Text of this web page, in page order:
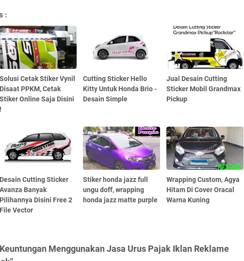
:
Solusi Cetak Stiker Vynil
Disaat PPKM, Cetak
Stiker Online Saja Disini
!
Cutting Sticker Hello
Kitty Untuk Honda Brio -
Desain Simple
Jual Desain Cutting
Sticker Mobil Grandmax
Pickup
Desain Cutting Sticker
Avanza Banyak
Pilihannya Disini Free 2
File Vector
Stiker honda jazz full
ungu doff, wrapping
honda jazz matte purple
Wrapping Custom, Agya
Hitam Di Cover Oracal
Warna Kuning
Menggunakan Jasa Urus Pajak Iklan Reklame